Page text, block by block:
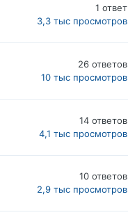
1 ответ
3,3 тыс просмотров
26 ответов
10 тыс просмотров
14 ответов
4,1 тыс просмотров
10 ответов
2,9 тыс просмотров